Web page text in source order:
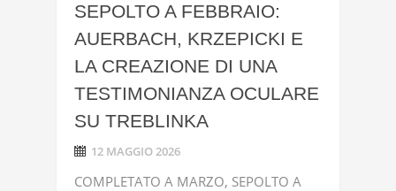
SEPOLTO A FEBBRAIO:
AUERBACH, KRZEPICKI E
LA CREAZIONE DI UNA
TESTIMONIANZA OCULARE
SU TREBLINKA
12 MAGGIO 2026
COMPLETATO A MARZO, SEPOLTO A